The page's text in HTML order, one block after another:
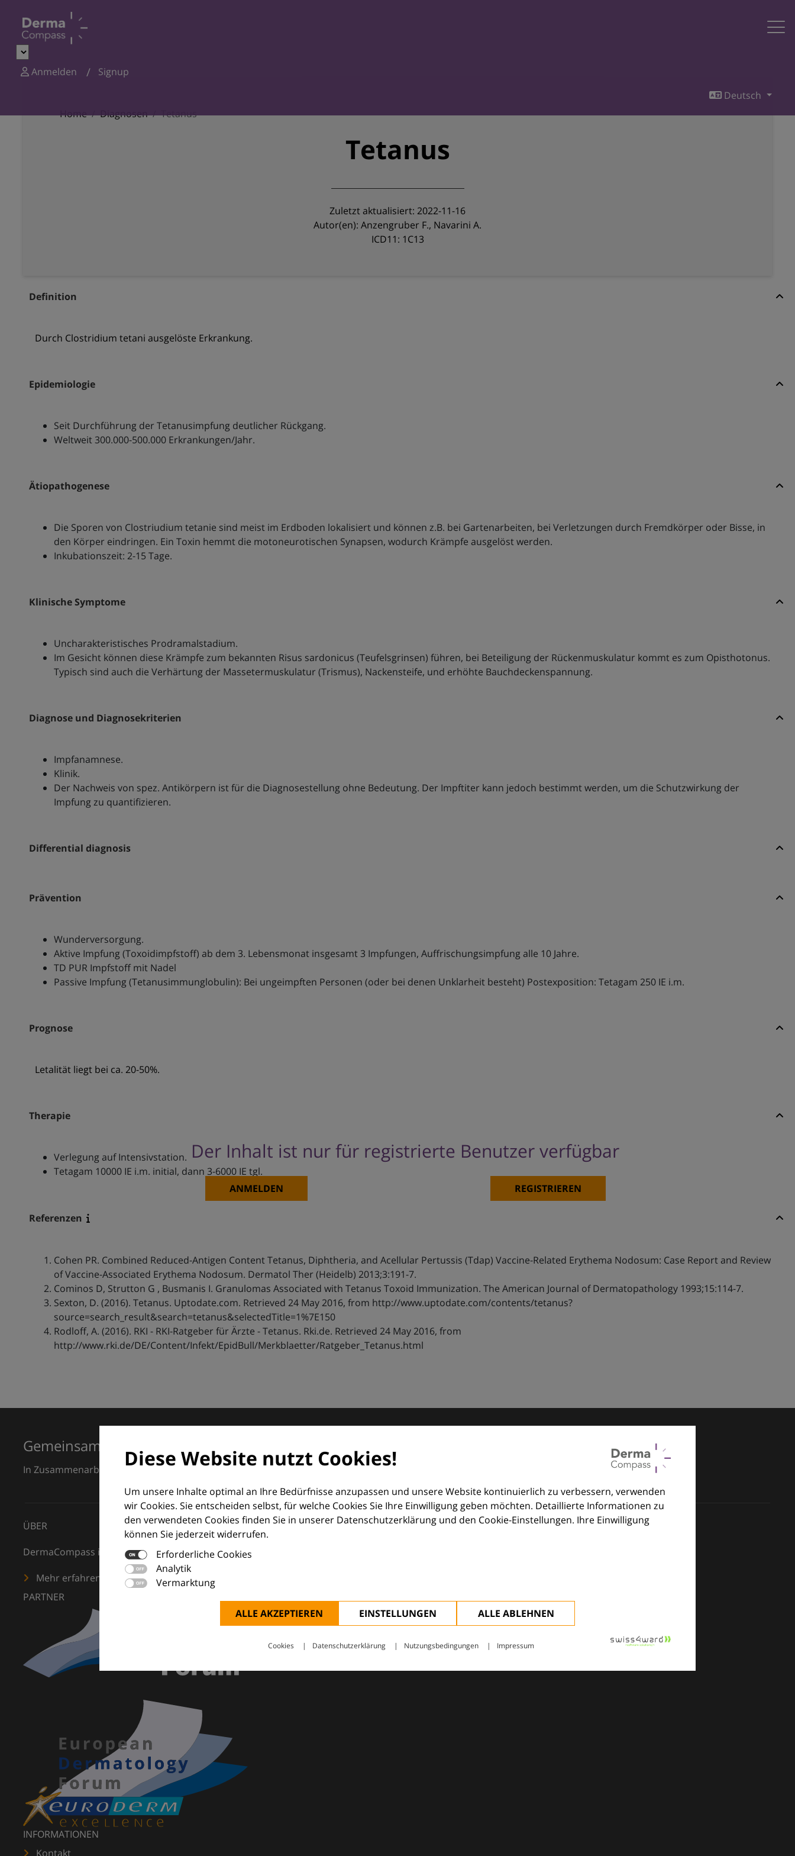
Anmelden
Signup
Deutsch
Home
Diagnosen Tetanus
Tetanus
Zuletzt aktualisiert: 2022-11-16
Autor(en): Anzengruber F., Navarini A.
ICD11: 1C13
Definition
Durch Clostridium tetani ausgelöste Erkrankung.
Epidemiologie
Seit Durchführung der Tetanusimpfung deutlicher Rückgang.
Weltweit 300.000-500.000 Erkrankungen/Jahr.
Ätiopathogenese
Die Sporen von Clostriudium tetanie sind meist im Erdboden lokalisiert und können z.B. bei Gartenarbeiten, bei Verletzungen durch Fremdkörper oder Bisse, in
den Körper eindringen. Ein Toxin hemmt die motoneurotischen Synapsen, wodurch Krämpfe ausgelöst werden.
Inkubationszeit: 2-15 Tage.
Klinische Symptome
Uncharakteristisches Prodramalstadium.
Im Gesicht können diese Krämpfe zum bekannten Risus sardonicus (Teufelsgrinsen) führen, bei Beteiligung der Rückenmuskulatur kommt es zum Opisthotonus.
Typisch sind auch die Verhärtung der Massetermuskulatur (Trismus), Nackensteife, und erhöhte Bauchdeckenspannung.
Diagnose und Diagnosekriterien
Impfanamnese.
Klinik.
Der Nachweis von spez. Antikörpern ist für die Diagnosestellung ohne Bedeutung. Der Impftiter kann jedoch bestimmt werden, um die Schutzwirkung der
Impfung zu quantifizieren.
Differential diagnosis
Prävention
Wunderversorgung.
Aktive Impfung (Toxoidimpfstoff) ab dem 3. Lebensmonat insgesamt 3 Impfungen, Auffrischungsimpfung alle 10 Jahre.
TD PUR Impfstoff mit Nadel
Passive Impfung (Tetanusimmunglobulin): Bei ungeimpften Personen (oder bei denen Unklarheit besteht) Postexposition: Tetagam 250 IE i.m.
Prognose
Letalität liegt bei ca. 20-50%.
Therapie
Der Inhalt ist nur für registrierte Benutzer verfügbar
ANMELDEN REGISTRIEREN
Verlegung auf Intensivstation.
Tetagam 10000 IE i.m. initial, dann 3-6000 IE tgl.
Referenzen
Cohen PR. Combined Reduced-Antigen Content Tetanus, Diphtheria, and Acellular Pertussis (Tdap) Vaccine-Related Erythema Nodosum: Case Report and Review
of Vaccine-Associated Erythema Nodosum. Dermatol Ther (Heidelb) 2013;3:191-7.
Cominos D, Strutton G , Busmanis I. Granulomas Associated with Tetanus Toxoid Immunization. The American Journal of Dermatopathology 1993;15:114-7.
Sexton, D. (2016). Tetanus. Uptodate.com. Retrieved 24 May 2016, from http://www.uptodate.com/contents/tetanus?
source=search_result&search=tetanus&selectedTitle=1%7E150
Rodloff, A. (2016). RKI - RKI-Ratgeber für Ärzte - Tetanus. Rki.de. Retrieved 24 May 2016, from
http://www.rki.de/DE/Content/Infekt/EpidBull/Merkblaetter/Ratgeber_Tetanus.html
Diese Website nutzt Cookies!
Um unsere Inhalte optimal an Ihre Bedürfnisse anzupassen und unsere Website kontinuierlich zu verbessern, verwenden
wir Cookies. Sie entscheiden selbst, für welche Cookies Sie Ihre Einwilligung geben möchten. Detaillierte Informationen zu
den verwendeten Cookies finden Sie in unserer Datenschutzerklärung und den Cookie-Einstellungen. Ihre Einwilligung
können Sie jederzeit widerrufen.
Erforderliche Cookies
Analytik
Vermarktung
ALLE AKZEPTIEREN EINSTELLUNGEN ALLE ABLEHNEN
Cookies Datenschutzerklärung Nutzungsbedingungen Impressum
Gemeinsam für Exzellenz in der Dermatologie
In Zusammenarbeit mit dem European Dermatology Forum (EDF) und Euroderm Excellence
ÜBER
DermaCompass ist Ihr digitaler Kompass für die Dermatologie – mit Wissen, Bildern und praktischen Tools für den klinischen Alltag.
Mehr erfahren
PARTNER
INFORMATIONEN
Kontakt